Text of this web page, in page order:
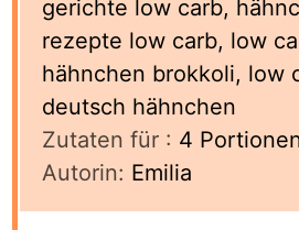
gerichte low carb,
rezepte low carb, low
hähnchen brokkoli, low
deutsch hähnchen
Zutaten für : 4
Autorin: Emilia